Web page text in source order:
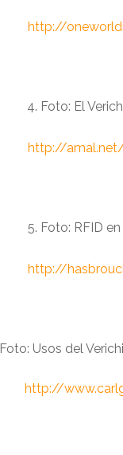
http://
Foto: El
http://
Foto: RFID
http://
Foto: Usos del
http://